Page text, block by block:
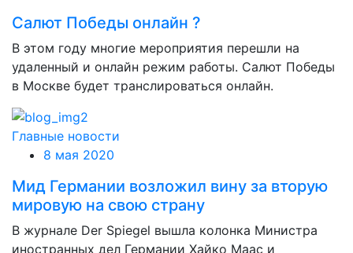
Салют Победы онлайн ?
В этом году многие мероприятия перешли на
удаленный и онлайн режим работы. Салют Победы
в Москве будет транслироваться онлайн.
Главные новости
8 мая 2020
Мид Германии возложил вину за вторую
мировую на свою страну
В журнале Der Spiegel вышла колонка Министра
иностранных дел Германии Хайко Маас и